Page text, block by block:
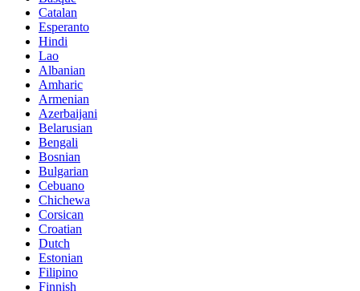
Catalan
Esperanto
Hindi
Lao
Albanian
Amharic
Armenian
Azerbaijani
Belarusian
Bengali
Bosnian
Bulgarian
Cebuano
Chichewa
Corsican
Croatian
Dutch
Estonian
Filipino
Finnish